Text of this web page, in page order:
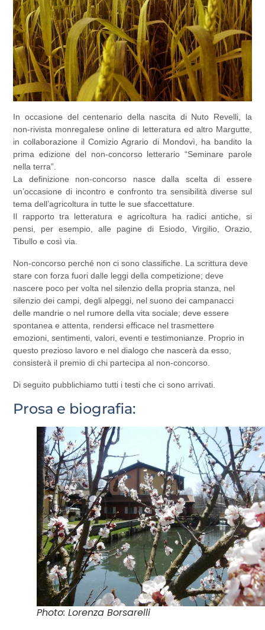
In occasione del centenario della nascita di Nuto Revelli, la
non-rivista monregalese online di letteratura ed altro Margutte,
in collaborazione il Comizio Agrario di Mondovì, ha bandito la
prima edizione del non-concorso letterario “Seminare parole
nella terra”.
La definizione non-concorso nasce dalla scelta di essere
un’occasione di incontro e confronto tra sensibilità diverse sul
tema dell’agricoltura in tutte le sue sfaccettature.
Il rapporto tra letteratura e agricoltura ha radici antiche, si
pensi, per esempio, alle pagine di Esiodo, Virgilio, Orazio,
Tibullo e così via.
Non-concorso perché non ci sono classifiche. La scrittura deve
stare con forza fuori dalle leggi della competizione; deve
nascere poco per volta nel silenzio della propria stanza, nel
silenzio dei campi, degli alpeggi, nel suono dei campanacci
delle mandrie o nel rumore della vita sociale; deve essere
spontanea e attenta, rendersi efficace nel trasmettere
emozioni, sentimenti, valori, eventi e testimonianze. Proprio in
questo prezioso lavoro e nel dialogo che nascerà da esso,
consisterà il premio di chi partecipa al non-concorso.
Di seguito pubblichiamo tutti i testi che ci sono arrivati.
Prosa e biografia:
Photo: Lorenza Borsarelli